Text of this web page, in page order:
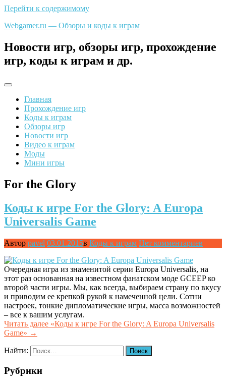
Перейти к содержимому
Webgamer.ru — Обзоры и коды к играм
Новости игр, обзоры игр, прохождение
игр, коды к играм и др.
Главная
Прохождение игр
Коды к играм
Обзоры игр
Новости игр
Видео к играм
Моды
Мини игры
For the Glory
Коды к игре For the Glory: A Europa
Universalis Game
Автор pavel 03.01.2015в Коды к играм Нет комментариев
Очередная игра из знаменитой серии Europa Universalis, на
этот раз основанная на известном фанатском моде GCEEP ко
второй части игры. Мы, как всегда, выбираем страну по вкусу
и приводим ее крепкой рукой к намеченной цели. Сотни
настроек, тонкие дипломатические игры, масса возможностей
– все к вашим услугам.
Читать далее «Коды к игре For the Glory: A Europa Universalis
Game» →
Найти:
Рубрики